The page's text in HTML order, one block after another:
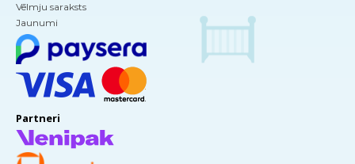
Vēlmju saraksts
Jaunumi
Partneri